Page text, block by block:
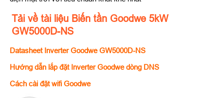
Tải về tài liệu Biến tần Goodwe 5kW
GW5000D-NS
Datasheet Inverter Goodwe GW5000D-NS
Hướng dẫn lắp đặt Inverter Goodwe dòng DNS
Cách cài đặt wifi Goodwe